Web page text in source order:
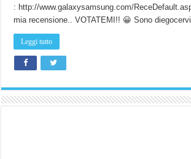
: http://www.galaxysamsung.com/
mia recensione.. VOTATEMI!! 😀 Sono
Leggi tutto